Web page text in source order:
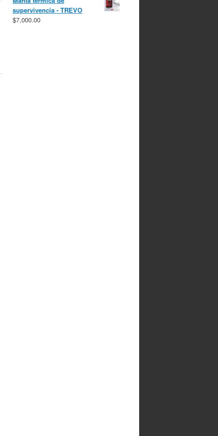
supervivencia - TREVO
$7,000.00